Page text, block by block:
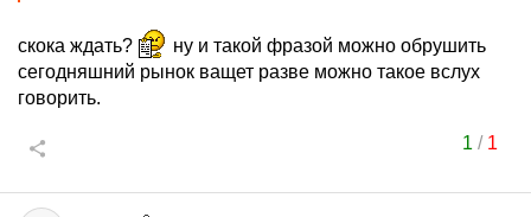
скока ждать?
ну и такой фразой можно обрушить
сегодняшний рынок ващет разве можно такое вслух
говорить.
1 / 1